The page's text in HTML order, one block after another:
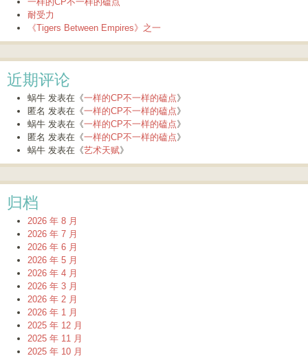
耐受力
《Tigers Between Empires》之一
近期评论
蜗牛 发表在《一样的CP不一样的磕点》
匿名 发表在《一样的CP不一样的磕点》
蜗牛 发表在《一样的CP不一样的磕点》
匿名 发表在《一样的CP不一样的磕点》
蜗牛 发表在《艺术天赋》
归档
2026 年 8 月
2026 年 7 月
2026 年 6 月
2026 年 5 月
2026 年 4 月
2026 年 3 月
2026 年 2 月
2026 年 1 月
2025 年 12 月
2025 年 11 月
2025 年 10 月